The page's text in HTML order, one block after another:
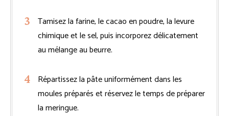
Tamisez la farine, le cacao en poudre, la levure
chimique et le sel, puis incorporez délicatement
au mélange au beurre.
Répartissez la pâte uniformément dans les
moules préparés et réservez le temps de préparer
la meringue.